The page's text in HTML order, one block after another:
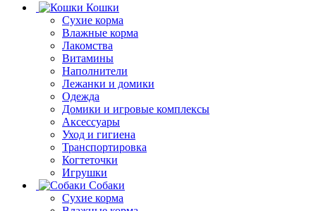
Кошки
Сухие корма
Влажные корма
Лакомства
Витамины
Наполнители
Лежанки и домики
Одежда
Домики и игровые комплексы
Аксессуары
Уход и гигиена
Транспортировка
Когтеточки
Игрушки
Собаки
Сухие корма